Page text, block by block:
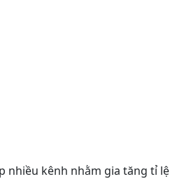
nhiều kênh nhằm gia tăng tỉ lệ